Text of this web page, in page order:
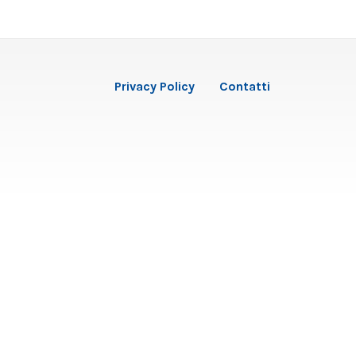
Privacy Policy Contatti